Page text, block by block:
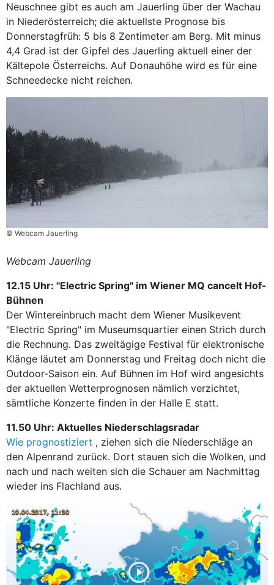
Neuschnee gibt es auch am Jauerling über der Wachau
in Niederösterreich; die aktuellste Prognose bis
Donnerstagfrüh: 5 bis 8 Zentimeter am Berg. Mit minus
4,4 Grad ist der Gipfel des Jauerling aktuell einer der
Kältepole Österreichs. Auf Donauhöhe wird es für eine
Schneedecke nicht reichen.
© Webcam Jauerling
Webcam Jauerling
12.15 Uhr: "Electric Spring" im Wiener MQ cancelt Hof-
Bühnen
Der Wintereinbruch macht dem Wiener Musikevent
"Electric Spring" im Museumsquartier einen Strich durch
die Rechnung. Das zweitägige Festival für elektronische
Klänge läutet am Donnerstag und Freitag doch nicht die
Outdoor-Saison ein. Auf Bühnen im Hof wird angesichts
der aktuellen Wetterprognosen nämlich verzichtet,
sämtliche Konzerte finden in der Halle E statt.
11.50 Uhr: Aktuelles Niederschlagsradar
Wie prognostiziert , ziehen sich die Niederschläge an
den Alpenrand zurück. Dort stauen sich die Wolken, und
nach und nach weiten sich die Schauer am Nachmittag
wieder ins Flachland aus.